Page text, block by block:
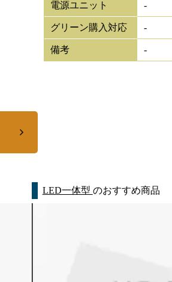
電源ユニット -
グリーン購入対応 -
備考 -
LED一体型 のおすすめ商品